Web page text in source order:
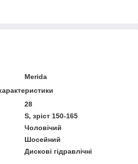
Merida
28
S, зріст 150-165
Чоловічий
Шосейний
Дискові гідравлічні